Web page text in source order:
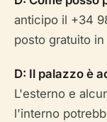
anticipo il +34
posto gratuito
D: Il palazzo è
L'esterno e
l'interno